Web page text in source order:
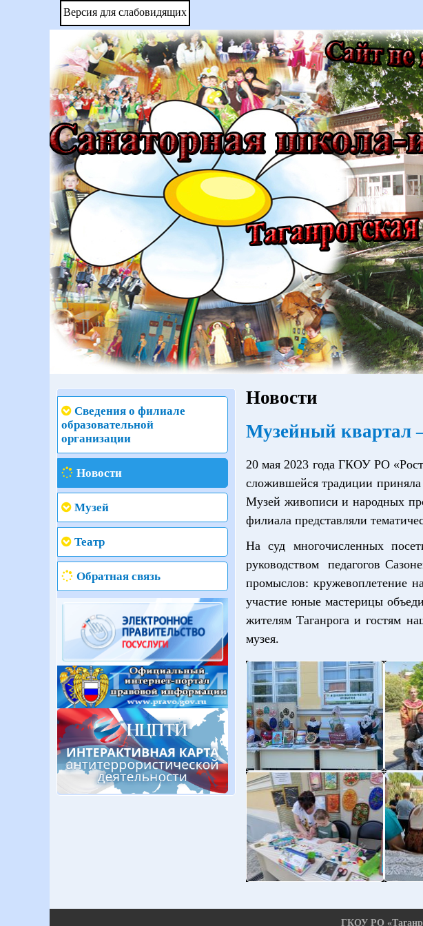
Версия для слабовидящих
Сведения о филиале
образовательной
организации
Новости
Музей
Театр
Обратная связь
Новости
Музейный квартал
20 мая 2023 года ГКОУ РО
сложившейся традиции
Музей живописи и народных
филиала представляли
На суд многочисленных
руководством педагогов
промыслов: кружевоплетение
участие юные мастерицы
жителям Таганрога и гостям
музея.
ГКОУ РО